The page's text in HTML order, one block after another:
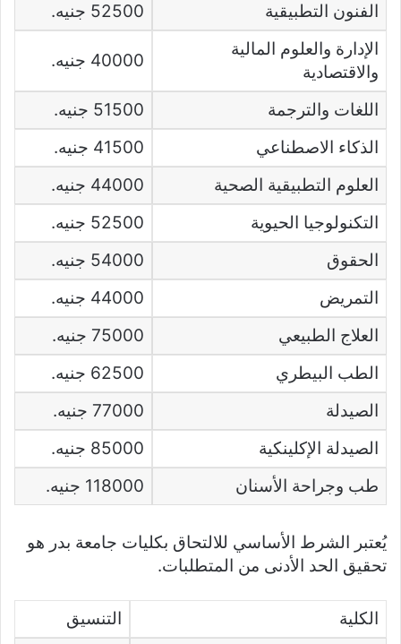
الفنون التطبيقية
52500 جنيه.
الإدارة والعلوم المالية
والاقتصادية
40000 جنيه.
اللغات والترجمة
51500 جنيه.
الذكاء الاصطناعي
41500 جنيه.
العلوم التطبيقية الصحية
44000 جنيه.
التكنولوجيا الحيوية
52500 جنيه.
الحقوق
54000 جنيه.
التمريض
44000 جنيه.
العلاج الطبيعي
75000 جنيه.
الطب البيطري
62500 جنيه.
الصيدلة
77000 جنيه.
الصيدلة الإكلينكية
85000 جنيه.
طب وجراحة الأسنان
118000 جنيه.
يُعتبر الشرط الأساسي للالتحاق بكليات جامعة بدر هو
تحقيق الحد الأدنى من المتطلبات.
الكلية
التنسيق